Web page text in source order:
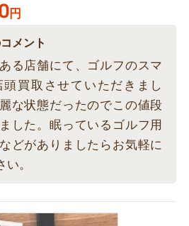
円
メント
る店舗にて、ゴルフのスマ
買取させていただきまし
な状態だったのでこの値段
した。眠っているゴルフ用
どがありましたらお気軽に
。